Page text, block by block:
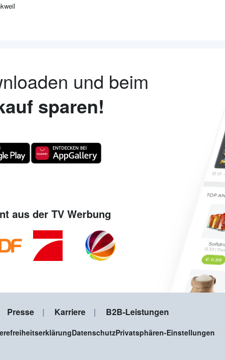
und beim
sparen!
aus der TV Werbung
Presse Karriere B2B-Leistungen
DatenschutzPrivatsphären-Einstellungen